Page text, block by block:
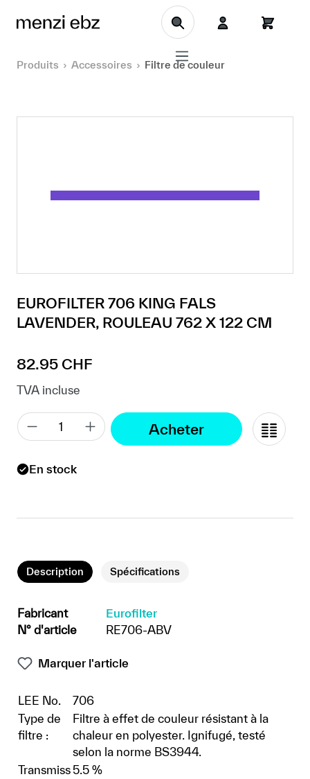
Aller au contenu principal
Produits Accessoires Filtre de couleur
EUROFILTER 706 KING FALS
LAVENDER, ROULEAU 762 X 122 CM
Prix régulier :
82.95 CHF
TVA incluse
Acheter
En stock
Description Spécifications
Fabricant
Eurofilter
N° d'article
RE706-ABV
Marquer l'article
LEE No.
706
Type de
filtre :
Filtre à effet de couleur résistant à la
chaleur en polyester. Ignifugé, testé
selon la norme BS3944.
Transmiss 5.5 %